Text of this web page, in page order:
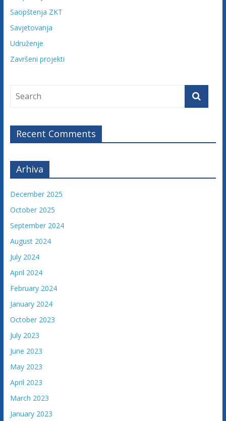
e
n
j
l
a
F
e
r
a
i
j
e
o
s
n
e
i
H
e
r
Saopštenja ZKT
Savjetovanja
Udruženje
Završeni projekti
Recent Comments
Arhiva
December 2025
October 2025
September 2024
August 2024
July 2024
April 2024
February 2024
January 2024
October 2023
July 2023
June 2023
May 2023
April 2023
March 2023
January 2023